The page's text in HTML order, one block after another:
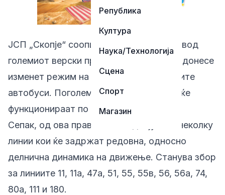
Република
Култура
Наука/Технологија
Сцена
Спорт
Магазин
ЈСП „Скопје“ соопшти дека утре, по повод
големиот верски празник Духовден, ќе донесе
изменет режим на сообраќај на градските
автобуси. Поголемиот дел од линиите ќе
функционираат по неделен возен ред.
Сепак, од ова правило се издвојуваат неколку
линии кои ќе задржат редовна, односно
делнична динамика на движење. Станува збор
за линиите 11, 11а, 47а, 51, 55, 55в, 56, 56а, 74,
80а, 111 и 180.